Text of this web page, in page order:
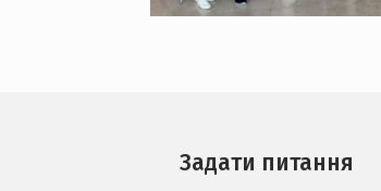
Задати питання